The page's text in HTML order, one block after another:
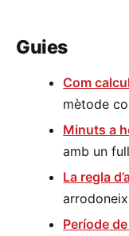
Guies
Com
mètode
Minuts a
amb un
La regla
Període